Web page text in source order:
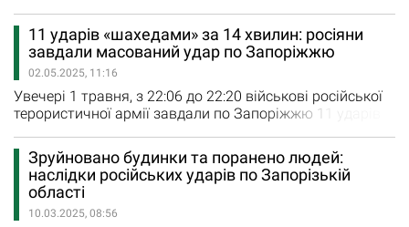
квартири, приватні будинки та машини людей. Сталося
й кілька займань. Унаслідок російського удару
приватний будинок зруйновано вщент. З-під уламків
рятувальники деблокували двох поранених чоловіків.…
11 ударів «шахедами» за 14 хвилин: росіяни
завдали масований удар по Запоріжжю
02.05.2025, 11:16
Увечері 1 травня, з 22:06 до 22:20 військові російської
терористичної армії завдали по Запоріжжю 11 ударів
поцілили по територіях житлових будинків,
університету, гаражного кооперативу та обʼєкта
критичної інфраструктури. На ранок 2 травня було
відомо про 29 поранених мирних мешканців у віці від
13 до 85 років.…
Зруйновано будинки та поранено людей:
наслідки російських ударів по Запорізькій
області
10.03.2025, 08:56